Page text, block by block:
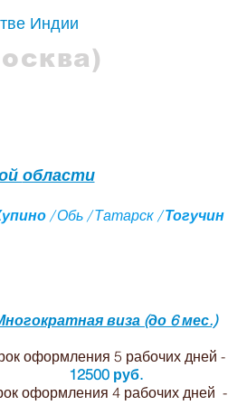
Индии
области
/ Обь / Татарск /Тогучин
виза (до 6 мес.)
оформления 5 рабочих дней -
12500 руб.
оформления 4 рабочих дней -